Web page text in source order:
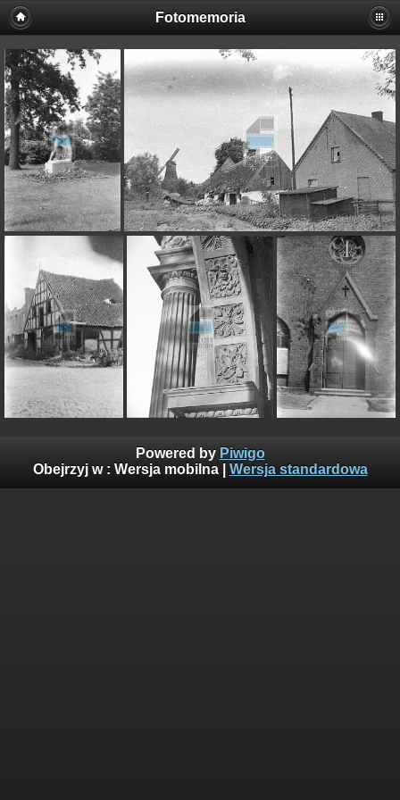
Fotomemoria
Powered by Piwigo
Obejrzyj w : Wersja mobilna| Wersja standardowa